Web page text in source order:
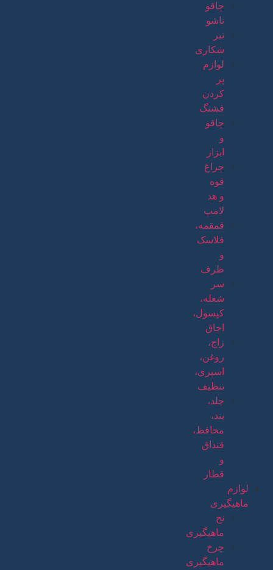
چاقو
تاشو
تبر
شکاری
لوازم
پر
کردن
فشنگ
چاقو
و
ابزار
چراغ
قوه
و هد
لامپ
قمقمه،
فلاسک
و
ظرف
سر
شعله،
کپسول،
اجاق
زاج،
روغن،
اسپری،
تنظیف
جلد،
بند،
محافظ،
قنداق
و
قطار
لوازم
ماهیگیری
نخ
ماهیگیری
چرخ
ماهیگیری